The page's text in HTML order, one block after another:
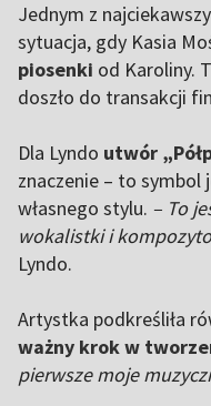
Jednym z
sytuacja, gdy Kasia
piosenki od Karoliny.
doszło do transakcji
Dla Lyndo utwór
znaczenie – to symbol
własnego stylu. – To
wokalistki i
Lyndo.
Artystka podkreśliła
ważny krok w
pierwsze moje